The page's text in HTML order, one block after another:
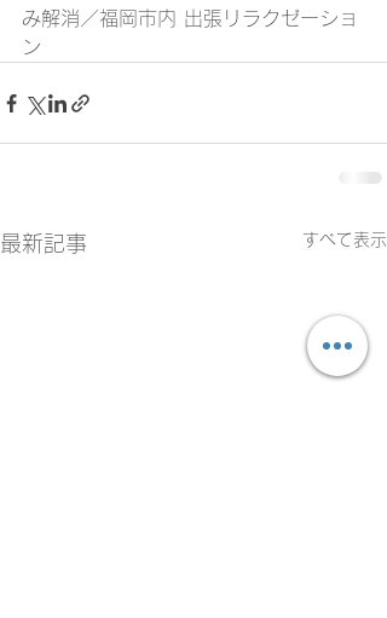
み解消／福岡市内 出張リラクゼーショ
ン
最新記事 すべて表示